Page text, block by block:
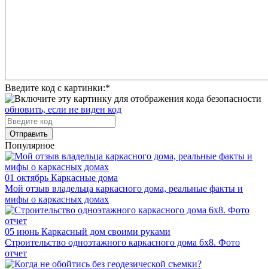
Введите код с картинки:*
обновить, если не виден код
Отправить
Популярное
01 октябрь Каркасные дома
Мой отзыв владельца каркасного дома, реальные факты и
мифы о каркасных домах
05 июнь Каркасный дом своими руками
Строительство одноэтажного каркасного дома 6х8. Фото
отчет